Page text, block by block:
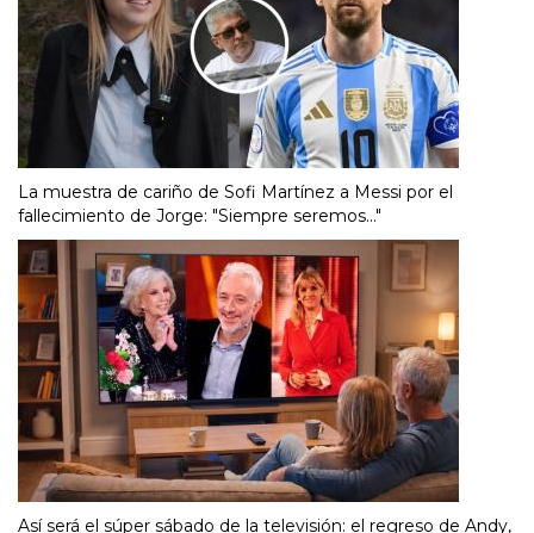
La muestra de cariño de Sofi Martínez a Messi por el
fallecimiento de Jorge: "Siempre seremos..."
Así será el súper sábado de la televisión: el regreso de Andy,